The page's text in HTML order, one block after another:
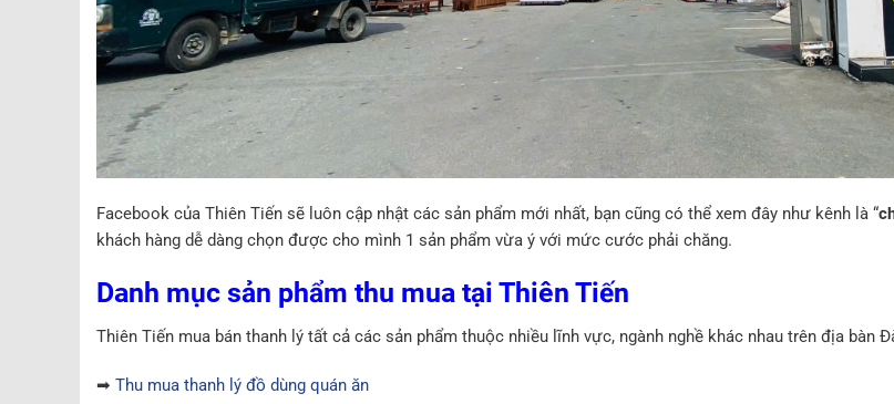
Facebook của Thiên Tiến sẽ luôn cập nhật các sản phẩm mới nhất, bạn cũng có thể xem đây như kênh là “
khách hàng dễ dàng chọn được cho mình 1 sản phẩm vừa ý với mức cước phải chăng.
Danh mục sản phẩm thu mua tại Thiên Tiến
Thiên Tiến mua bán thanh lý tất cả các sản phẩm thuộc nhiều lĩnh vực, ngành nghề khác nhau trên địa bàn
➡ Thu mua thanh lý đồ dùng quán ăn